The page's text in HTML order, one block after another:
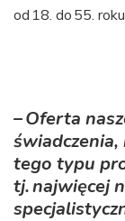
od 18. do 55.
– Oferta
tego typu
tj. najwięcej